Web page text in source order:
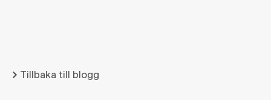
Tillbaka till blogg